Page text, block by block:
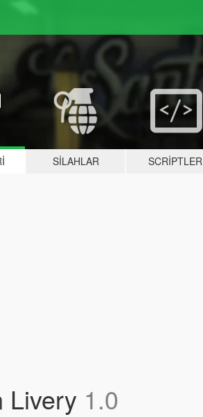
SILAHLAR SCRIPTLER
Livery 1.0